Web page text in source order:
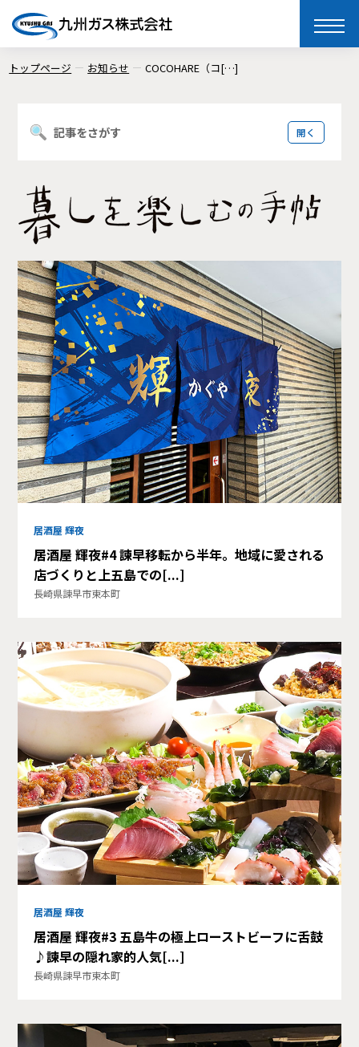
toggle
トップページ お知らせ COCOHARE（コ[…]
居酒屋 輝夜
居酒屋 輝夜#4 諫早移転から半年。地域に愛される
店づくりと上五島での[...]
長崎県諫早市東本町
居酒屋 輝夜
居酒屋 輝夜#3 五島牛の極上ローストビーフに舌鼓
♪諫早の隠れ家的人気[...]
長崎県諫早市東本町
記事をさがす